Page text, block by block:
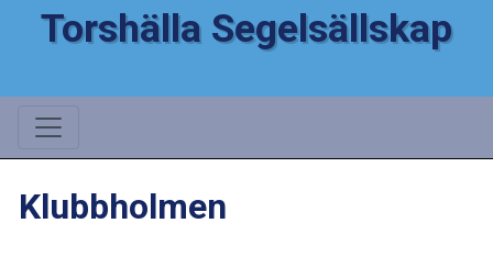
Torshälla Segelsällskap
Klubbholmen